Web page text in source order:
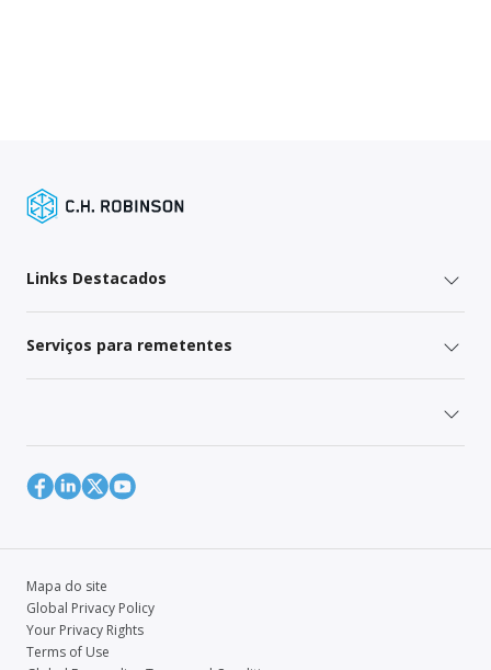
Links Destacados
Serviços para remetentes
Mapa do site
Global Privacy Policy
Your Privacy Rights
Terms of Use